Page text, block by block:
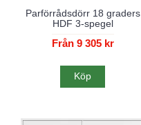
Parförrådsdörr 18 graders
HDF 3-spegel
Från 9 305 kr
Köp